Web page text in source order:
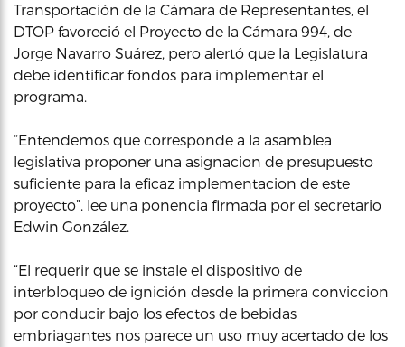
Transportación de la Cámara de Representantes, el
DTOP favoreció el Proyecto de la Cámara 994, de
Jorge Navarro Suárez, pero alertó que la Legislatura
debe identificar fondos para implementar el
programa.
“Entendemos que corresponde a la asamblea
legislativa proponer una asignacion de presupuesto
suficiente para la eficaz implementacion de este
proyecto”, lee una ponencia firmada por el secretario
Edwin González.
“El requerir que se instale el dispositivo de
interbloqueo de ignición desde la primera conviccion
por conducir bajo los efectos de bebidas
embriagantes nos parece un uso muy acertado de los